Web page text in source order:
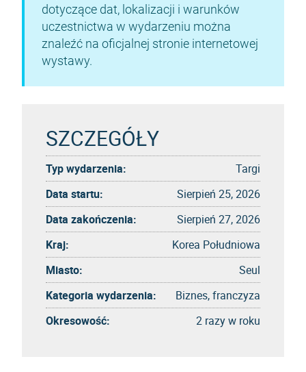
dotyczące dat, lokalizacji i warunków
uczestnictwa w wydarzeniu można
znaleźć na oficjalnej stronie internetowej
wystawy.
SZCZEGÓŁY
Typ wydarzenia:
Targi
Data startu:
Sierpień 25, 2026
Data zakończenia:
Sierpień 27, 2026
Kraj:
Korea Południowa
Miasto:
Seul
Kategoria wydarzenia:
Biznes, franczyza
Okresowość:
2 razy w roku